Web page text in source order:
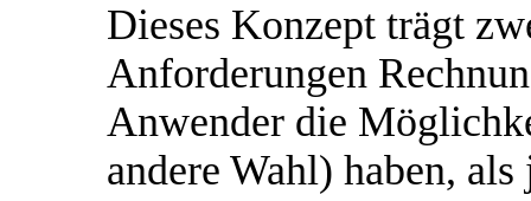
Dieses Konzept trägt
Anforderungen
Anwender die
andere Wahl) haben,